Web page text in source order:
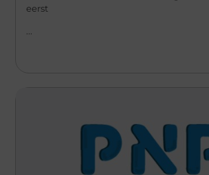
eerst
...